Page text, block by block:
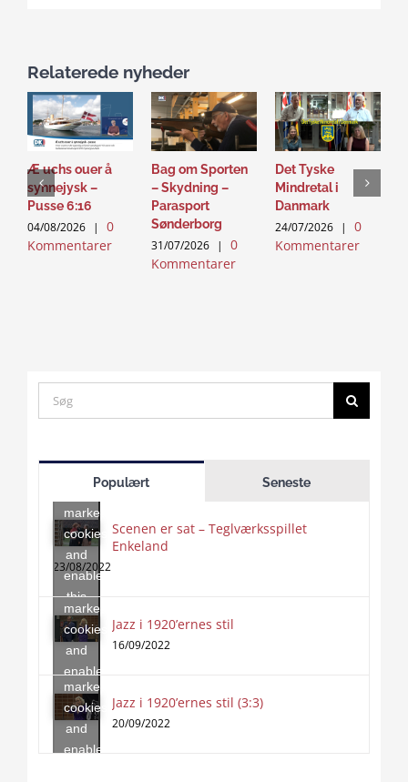
Relaterede nyheder
Æ uchs ouer å
synnejysk –
Pusse 6:16
04/08/2026 |
0
Kommentarer
Bag om Sporten
– Skydning –
Parasport
Sønderborg
31/07/2026 |
0
Kommentarer
Det Tyske
Mindretal i
Danmark
24/07/2026 |
0
Kommentarer
Search
for:
Populært Seneste
accept
marketing
cookies
and
enable
this
content
Scenen er sat – Teglværksspillet
Enkeland
23/08/2022
Click
to
marketing
cookies
and
enable
this
content
Jazz i 1920’ernes stil
16/09/2022
Click
to
accept
marketing
cookies
and
enable
Jazz i 1920’ernes stil (3:3)
20/09/2022